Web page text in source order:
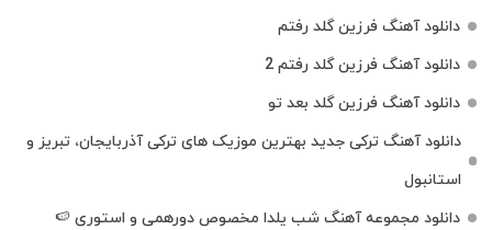
دانلود آهنگ فرزین گلد رفتم
دانلود آهنگ فرزین گلد رفتم 2
دانلود آهنگ فرزین گلد بعد تو
دانلود آهنگ ترکی جدید بهترین موزیک‌ های ترکی آذربایجان، تبریز و
استانبول
دانلود مجموعه آهنگ شب یلدا مخصوص دورهمی و استوری 🍉